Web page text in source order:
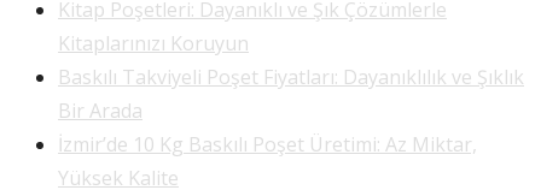
Kitap Poşetleri: Dayanıklı ve Şık Çözümlerle
Kitaplarınızı Koruyun
Baskılı Takviyeli Poşet Fiyatları: Dayanıklılık ve Şıklık
Bir Arada
İzmir’de 10 Kg Baskılı Poşet Üretimi: Az Miktar,
Yüksek Kalite